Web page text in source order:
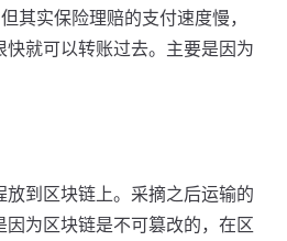
其实保险理赔的支付速度慢，
就可以转账过去。主要是因为
到区块链上。采摘之后运输的
为区块链是不可篡改的，在区